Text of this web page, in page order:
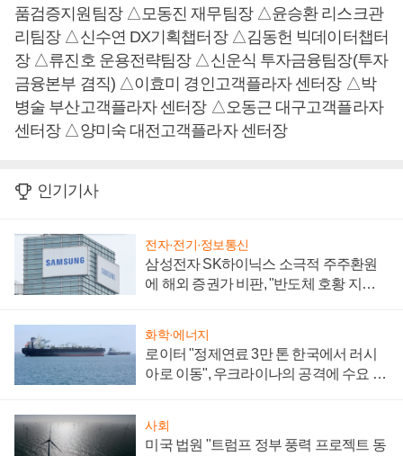
품검증지원팀장 △모동진 재무팀장 △윤승환 리스크관
리팀장 △신수연 DX기획챕터장 △김동헌 빅데이터챕터
장 △류진호 운용전략팀장 △신운식 투자금융팀장(투자
금융본부 겸직) △이효미 경인고객플라자 센터장 △박
병술 부산고객플라자 센터장 △오동근 대구고객플라자
센터장 △양미숙 대전고객플라자 센터장
인기기사
전자·전기·정보통신
삼성전자 SK하이닉스 소극적 주주환원
에 해외 증권가 비판, "반도체 호황 지속
화학·에너지
로이터 "정제연료 3만 톤 한국에서 러시
아로 이동", 우크라이나의 공격에 수요 늘
사회
미국 법원 "트럼프 정부 풍력 프로젝트 동